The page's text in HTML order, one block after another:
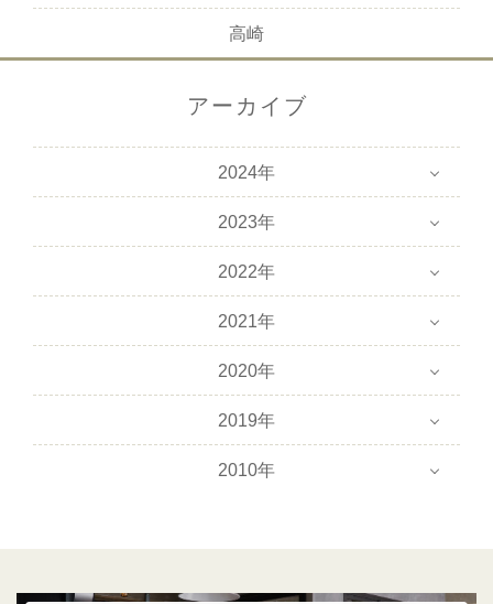
高崎
アーカイブ
2024年
2023年
2022年
2021年
2020年
2019年
2010年